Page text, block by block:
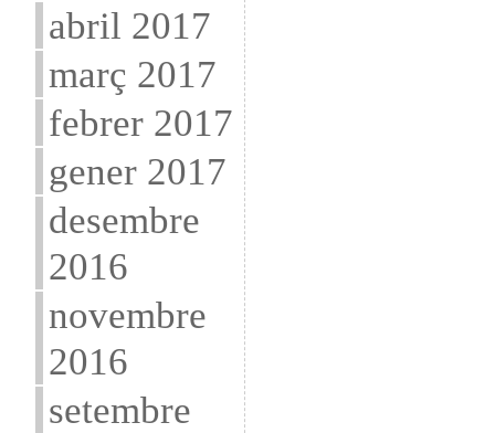
abril 2017
març 2017
febrer 2017
gener 2017
desembre
2016
novembre
2016
setembre